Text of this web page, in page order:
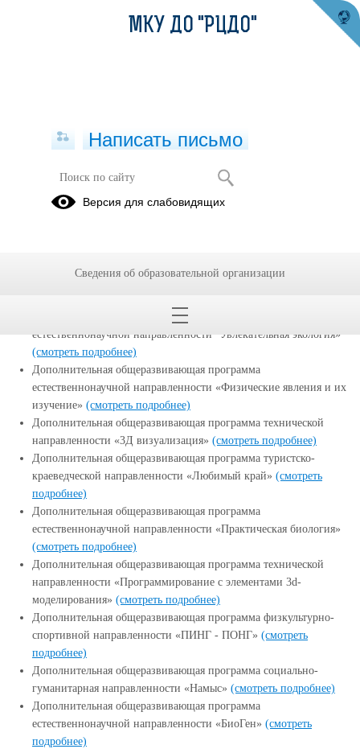
Реализуемые образовательные
электронного обучения и дистанционных образовательных
Дополнительная общеразвивающая программа
естественнонаучной направленности "Увлекательная экология»
(смотреть подробнее)
Дополнительная общеразвивающая программа
естественнонаучной направленности «Физические явления и их
изучение» (смотреть подробнее)
Дополнительная общеразвивающая программа технической
направленности «3Д визуализация» (смотреть подробнее)
Дополнительная общеразвивающая программа туристско-
краеведческой направленности «Любимый край» (смотреть
подробнее)
Дополнительная общеразвивающая программа
естественнонаучной направленности «Практическая биология»
(смотреть подробнее)
Дополнительная общеразвивающая программа технической
направленности «Программирование с элементами 3d-
моделирования» (смотреть подробнее)
Дополнительная общеразвивающая программа физкультурно-
спортивной направленности «ПИНГ - ПОНГ» (смотреть
подробнее)
Дополнительная общеразвивающая программа социально-
гуманитарная направленности «Намыс» (смотреть подробнее)
Дополнительная общеразвивающая программа
естественнонаучной направленности «БиоГен» (смотреть
подробнее)
МКУ ДО "РЦДО"
Написать письмо
Версия для слабовидящих
Сведения об образовательной организации